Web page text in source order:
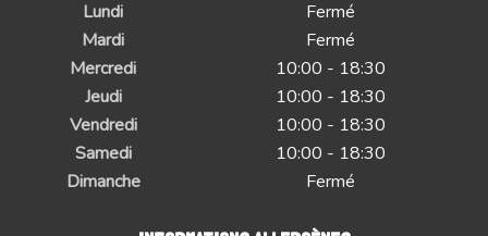
Lundi
Fermé
Mardi
Fermé
Mercredi
10:00 - 18:30
Jeudi
10:00 - 18:30
Vendredi
10:00 - 18:30
Samedi
10:00 - 18:30
Dimanche
Fermé